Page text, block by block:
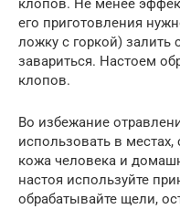
клопов. Не менее
его приготовления
ложку с горкой) залить
завариться. Настоем
клопов.
Во избежание
использовать в
кожа человека и
настоя используйте
обрабатывайте щели,